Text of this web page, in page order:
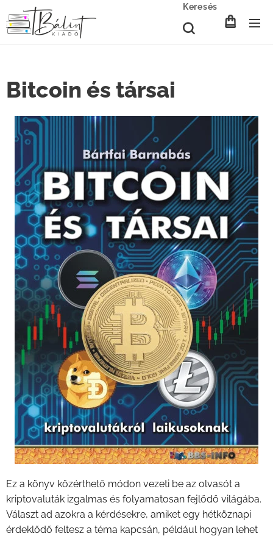
Keresés
Bitcoin és társai
Ez a könyv közérthető módon vezeti be az olvasót a
kriptovaluták izgalmas és folyamatosan fejlődő világába.
Választ ad azokra a kérdésekre, amiket egy hétköznapi
érdeklődő feltesz a téma kapcsán, például hogyan lehet